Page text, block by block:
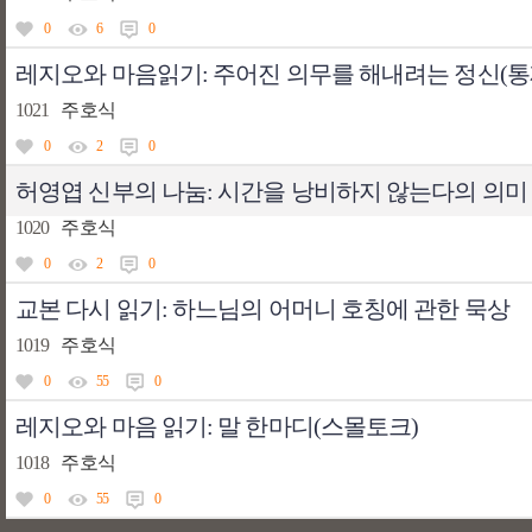
0 6 0
레지오와 마음읽기: 주어진 의무를 해내려는 정신(
1021 주호식
0 2 0
허영엽 신부의 나눔: 시간을 낭비하지 않는다의 의미
1020 주호식
0 2 0
교본 다시 읽기: 하느님의 어머니 호칭에 관한 묵상
1019 주호식
0 55 0
레지오와 마음 읽기: 말 한마디(스몰토크)
1018 주호식
0 55 0